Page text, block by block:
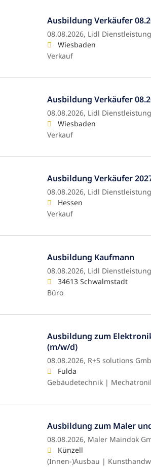
Ausbildung Verkäufer
08.08.2026, Lidl
Wiesbaden
Verkauf
Ausbildung Verkäufer
08.08.2026, Lidl
Wiesbaden
Verkauf
Ausbildung Verkäufer
08.08.2026, Lidl
Hessen
Verkauf
Ausbildung Kaufmann
08.08.2026, Lidl
34613 Schwalmstadt
Büro
Ausbildung zum
(m/w/d)
08.08.2026, R+S solutions
Fulda
Gebäudetechnik |
Ausbildung zum Maler
08.08.2026, Maler Maindok
Künzell
(Innen-)Ausbau |